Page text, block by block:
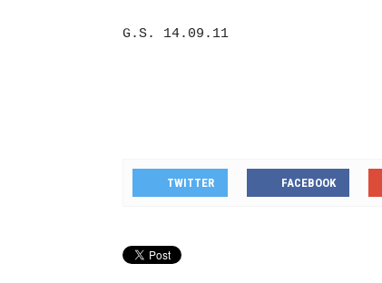
G.S. 14.09.11
TWITTER FACEBOOK